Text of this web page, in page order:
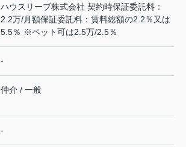
ハウスリーブ株式会社 契約時保証委託料：
2.2万/月額保証委託料：賃料総額の2.2％又は
5.5％ ※ペット可は2.5万/2.5％
-
仲介 / 一般
-